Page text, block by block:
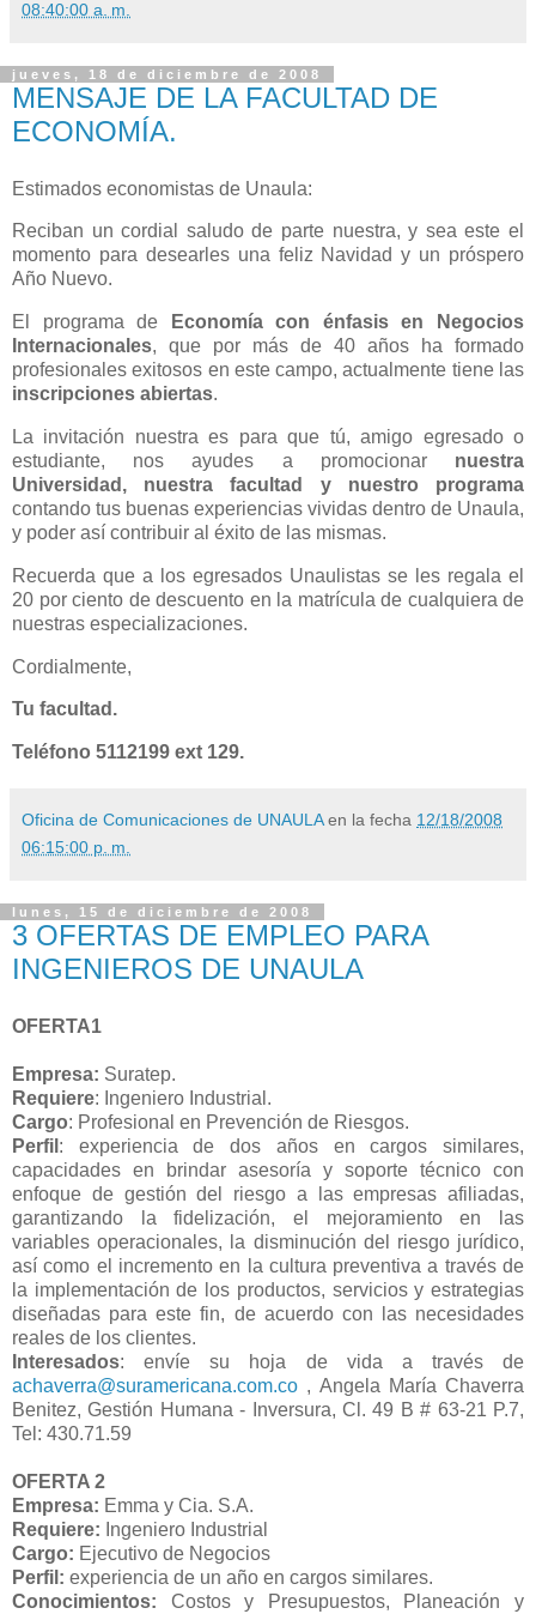
08:40:00 a. m.
jueves, 18 de diciembre de 2008
MENSAJE DE LA FACULTAD DE
ECONOMÍA.
Estimados economistas de Unaula:
Reciban un cordial saludo de parte nuestra, y sea este el
momento para desearles una feliz Navidad y un próspero
Año Nuevo.
El programa de
Economía con énfasis en Negocios
Internacionales, que por más de 40 años ha formado
profesionales exitosos en este campo, actualmente tiene las
inscripciones abiertas.
La invitación nuestra es para que tú, amigo egresado o
estudiante, nos ayudes a promocionar nuestra
Universidad, nuestra facultad y nuestro programa
contando tus buenas experiencias vividas dentro de Unaula,
y poder así contribuir al éxito de las mismas.
Recuerda que a los egresados Unaulistas se les regala el
20 por ciento de descuento en la matrícula de cualquiera de
nuestras especializaciones.
Cordialmente,
Tu facultad.
Teléfono 5112199 ext 129.
Oficina de Comunicaciones de UNAULA en la fecha 12/18/2008
06:15:00 p. m.
lunes, 15 de diciembre de 2008
3 OFERTAS DE EMPLEO PARA
INGENIEROS DE UNAULA
OFERTA1
Empresa: Suratep.
Requiere: Ingeniero Industrial.
Cargo: Profesional en Prevención de Riesgos.
Perfil : experiencia de dos años en cargos similares,
capacidades en brindar asesoría y soporte técnico con
enfoque de gestión del riesgo a las empresas afiliadas,
garantizando la fidelización, el mejoramiento en las
variables operacionales, la disminución del riesgo jurídico,
así como el incremento en la cultura preventiva a través de
la implementación de los productos, servicios y estrategias
diseñadas para este fin, de acuerdo con las necesidades
reales de los clientes.
Interesados: envíe su hoja de vida a través de
achaverra@suramericana.com.co , Angela María Chaverra
Benitez, Gestión Humana - Inversura, Cl. 49 B # 63-21 P.7,
Tel: 430.71.59
OFERTA 2
Empresa: Emma y Cia. S.A.
Requiere: Ingeniero Industrial
Cargo: Ejecutivo de Negocios
Perfil: experiencia de un año en cargos similares.
Conocimientos: Costos y Presupuestos, Planeación y